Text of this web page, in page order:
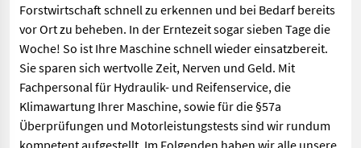
Forstwirtschaft schnell zu erkennen und bei Bedarf bereits
vor Ort zu beheben. In der Erntezeit sogar sieben Tage die
Woche! So ist Ihre Maschine schnell wieder einsatzbereit.
Sie sparen sich wertvolle Zeit, Nerven und Geld. Mit
Fachpersonal für Hydraulik- und Reifenservice, die
Klimawartung Ihrer Maschine, sowie für die §57a
Überprüfungen und Motorleistungstests sind wir rundum